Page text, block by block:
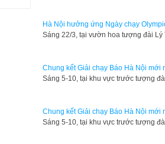
Hà Nội hưởng ứng Ngày chạy
​Sáng 22/3, tại vườn hoa tượng đài
Chung kết Giải chạy Báo Hà Nội mới
​Sáng 5-10, tại khu vực trước tượng
Chung kết Giải chạy Báo Hà Nội mới
​Sáng 5-10, tại khu vực trước tượng